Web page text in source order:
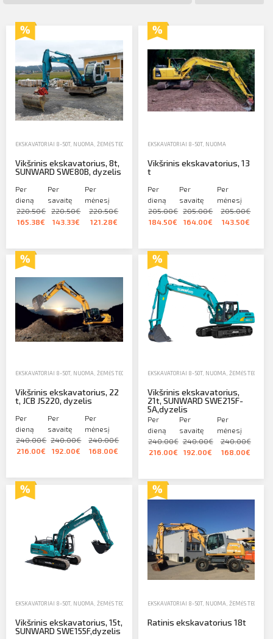
Kontaktai
Atsijungti
EKSKAVATORIAI 8-50T, NUOMA ŽEMĖS TECHNIKA
Vikšrinis ekskavatorius, 8t,
SUNWARD SWE80B, dyzelis
Per
dieną
220.50€
165.38€
Per
savaitę
220.50€
143.33€
Per
mėnesį
220.50€
121.28€
EKSKAVATORIAI 8-50T, NUOMA
Vikšrinis ekskavatorius, 13
t
Per
dieną
205.00€
184.50€
Per
savaitę
205.00€
164.00€
Per
mėnesį
205.00€
143.50€
EKSKAVATORIAI 8-50T, NUOMA ŽEMĖS TECHNIKA
Vikšrinis ekskavatorius, 22
t, JCB JS220, dyzelis
Per
dieną
240.00€
216.00€
Per
savaitę
240.00€
192.00€
Per
mėnesį
240.00€
168.00€
EKSKAVATORIAI 8-50T, NUOMA ŽEMĖS
Vikšrinis ekskavatorius,
21t, SUNWARD SWE215F-
5A,dyzelis
Per
dieną
240.00€
216.00€
Per
savaitę
240.00€
192.00€
Per
mėnesį
240.00€
168.00€
EKSKAVATORIAI 8-50T, NUOMA ŽEMĖS TECHNIKA
Vikšrinis ekskavatorius, 15t,
SUNWARD SWE155F,dyzelis
EKSKAVATORIAI 8-50T, NUOMA ŽEMĖS
Ratinis ekskavatorius 18t